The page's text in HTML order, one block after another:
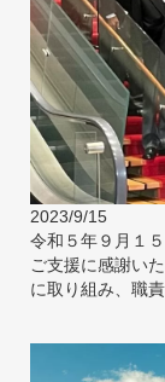
2023/9/15
令和５年９月１
ご支援に感謝い
に取り組み、職